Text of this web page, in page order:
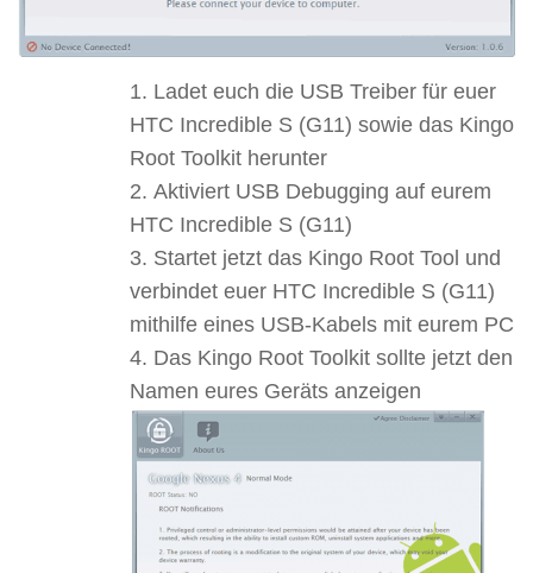
Ladet euch die USB Treiber für euer
HTC Incredible S (G11) sowie das Kingo
Root Toolkit herunter
Aktiviert USB Debugging auf eurem
HTC Incredible S (G11)
Startet jetzt das Kingo Root Tool und
verbindet euer HTC Incredible S (G11)
mithilfe eines USB-Kabels mit eurem PC
Das Kingo Root Toolkit sollte jetzt den
Namen eures Geräts anzeigen